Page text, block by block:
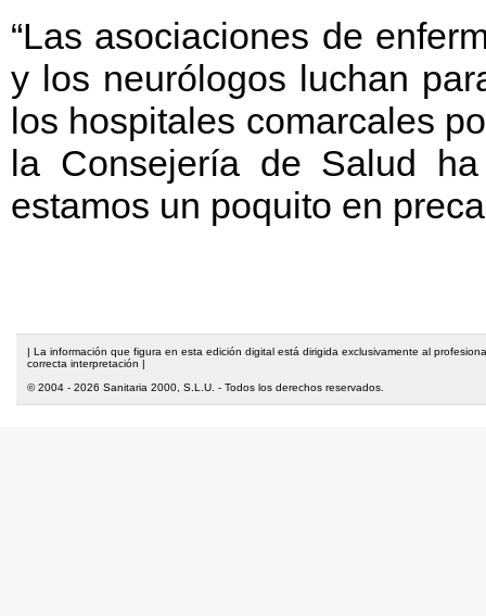
“Las asociaciones de
y los neurólogos luchan
los hospitales comarcales
la Consejería de Salud
estamos un poquito en
| La información que figura en esta edición digital está dirigida exclusivamente al
correcta interpretación |
© 2004 - 2026 Sanitaria 2000, S.L.U. - Todos los derechos reservados.